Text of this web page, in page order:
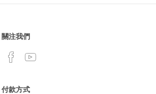
關注我們
付款方式